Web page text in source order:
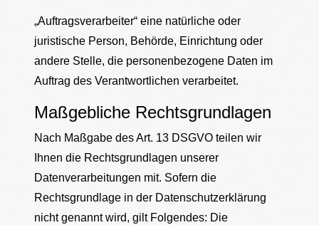
„Auftragsverarbeiter“ eine natürliche oder
juristische Person, Behörde, Einrichtung oder
andere Stelle, die personenbezogene Daten im
Auftrag des Verantwortlichen verarbeitet.
Maßgebliche Rechtsgrundlagen
Nach Maßgabe des Art. 13 DSGVO teilen wir
Ihnen die Rechtsgrundlagen unserer
Datenverarbeitungen mit. Sofern die
Rechtsgrundlage in der Datenschutzerklärung
nicht genannt wird, gilt Folgendes: Die